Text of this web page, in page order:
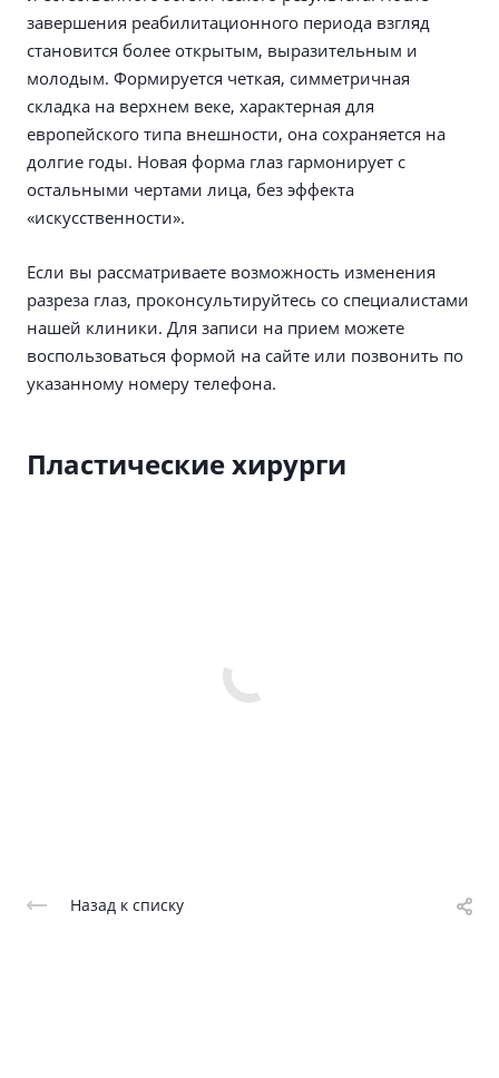
завершения реабилитационного периода взгляд
становится более открытым, выразительным и
молодым. Формируется четкая, симметричная
складка на верхнем веке, характерная для
европейского типа внешности, она сохраняется на
долгие годы. Новая форма глаз гармонирует с
остальными чертами лица, без эффекта
«искусственности».
Если вы рассматриваете возможность изменения
разреза глаз, проконсультируйтесь со специалистами
нашей клиники. Для записи на прием можете
воспользоваться формой на сайте или позвонить по
указанному номеру телефона.
Пластические хирурги
Назад к списку